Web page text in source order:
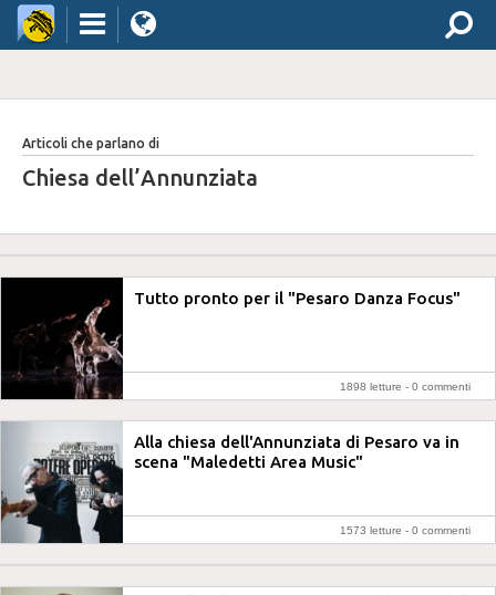
Articoli che parlano di
Chiesa dell’Annunziata
Tutto pronto per il "Pesaro Danza Focus"
1898 letture - 0 commenti
Alla chiesa dell'Annunziata di Pesaro va in
scena "Maledetti Area Music"
1573 letture - 0 commenti